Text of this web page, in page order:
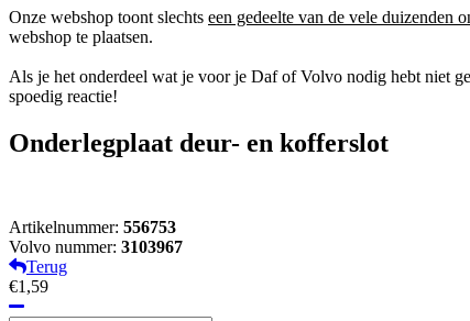
Onze webshop toont slechts een gedeelte van de vele duizenden
webshop te plaatsen.
Als je het onderdeel wat je voor je Daf of Volvo nodig hebt niet
spoedig reactie!
Onderlegplaat deur- en kofferslot
Artikelnummer: 556753
Volvo nummer: 3103967
Terug
€1,59